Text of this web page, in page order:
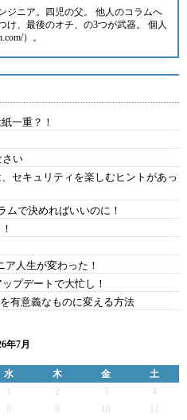
ジニア。四児の父。 他人のコラムへ
け、最後のオチ、の3つが武器。 個人
）。
一重？！
さい
セキュリティを楽しむヒントがあっ
ムで決めればいいのに！
人生が変わった！
プデートで大忙し！
有意義なものに変える方法
年7月
水 木 金
土
2 3
4
9